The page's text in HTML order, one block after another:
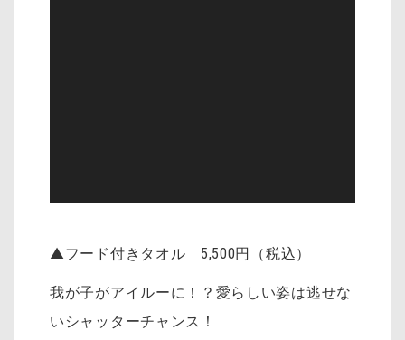
▲フード付きタオル 5,500円（税込）
我が子がアイルーに！？愛らしい姿は逃せな
いシャッターチャンス！